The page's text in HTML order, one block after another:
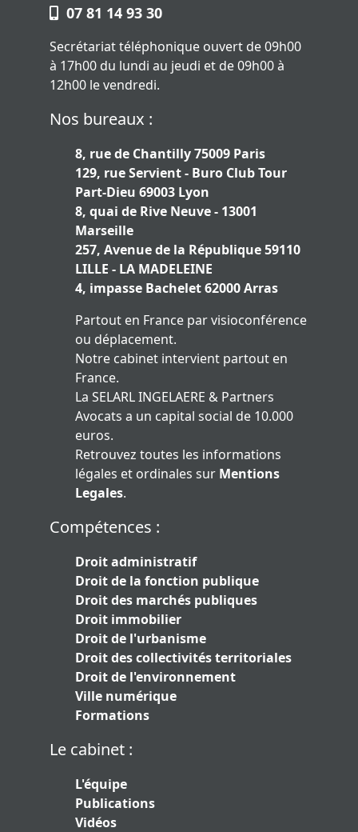
07 81 14 93 30
Secrétariat téléphonique ouvert de 09h00
à 17h00 du lundi au jeudi et de 09h00 à
12h00 le vendredi.
Nos bureaux :
8, rue de Chantilly 75009 Paris
129, rue Servient - Buro Club Tour
Part-Dieu 69003 Lyon
8, quai de Rive Neuve - 13001
Marseille
257, Avenue de la République 59110
LILLE - LA MADELEINE
4, impasse Bachelet 62000 Arras
Partout en France par visioconférence
ou déplacement.
Notre cabinet intervient partout en
France.
La SELARL INGELAERE & Partners
Avocats a un capital social de 10.000
euros.
Retrouvez toutes les informations
légales et ordinales sur Mentions
Legales.
Compétences :
Droit administratif
Droit de la fonction publique
Droit des marchés publiques
Droit immobilier
Droit de l'urbanisme
Droit des collectivités territoriales
Droit de l'environnement
Ville numérique
Formations
Le cabinet :
L'équipe
Publications
Vidéos